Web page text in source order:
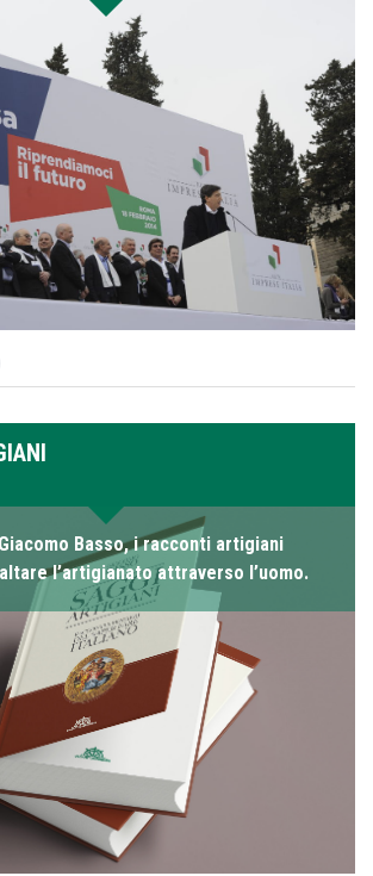
Basso, i racconti artigiani
l’artigianato attraverso l’uomo.